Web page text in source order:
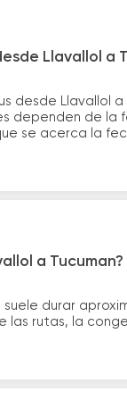
Llavallol a
desde Llavallol
dependen de
se acerca la
a Tucuman?
suele durar
las rutas, la